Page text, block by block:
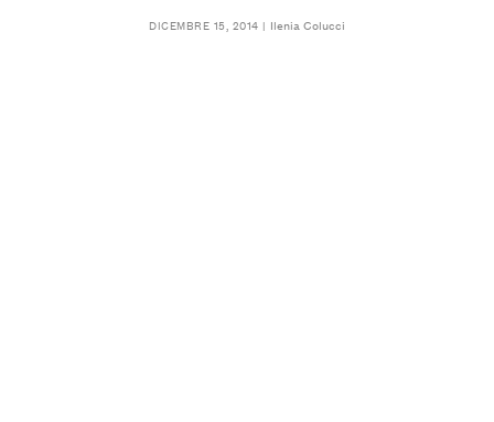
DICEMBRE 15, 2014 Ilenia Colucci